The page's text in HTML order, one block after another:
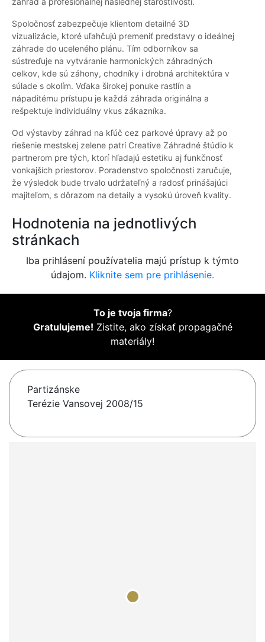
Spoločnosť zabezpečuje klientom detailné 3D
vizualizácie, ktoré uľahčujú premeniť predstavy o ideálnej
záhrade do uceleného plánu. Tím odborníkov sa
sústreďuje na vytváranie harmonických záhradných
celkov, kde sú záhony, chodníky i drobná architektúra v
súlade s okolím. Vďaka širokej ponuke rastlín a
nápaditému prístupu je každá záhrada originálna a
rešpektuje individuálny vkus zákazníka.
Od výstavby záhrad na kľúč cez parkové úpravy až po
riešenie mestskej zelene patrí Creative Záhradné štúdio k
partnerom pre tých, ktorí hľadajú estetiku aj funkčnosť
vonkajších priestorov. Poradenstvo spoločnosti zaručuje,
že výsledok bude trvalo udržateľný a radosť prinášajúci
majiteľom, s dôrazom na detaily a vysokú úroveň kvality.
Hodnotenia na jednotlivých
stránkach
Iba prihlásení používatelia majú prístup k týmto
údajom. Kliknite sem pre prihlásenie.
To je tvoja firma?
Gratulujeme! Zistite, ako získať propagačné
materiály!
Partizánske
Terézie Vansovej 2008/15